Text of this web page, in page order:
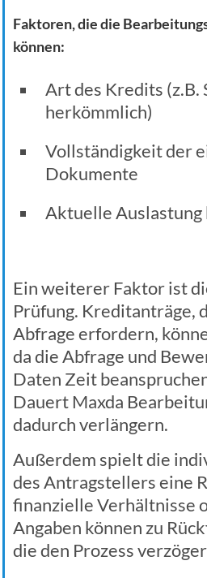
Faktoren, die die
können:
Art des Kredits (z.B.
herkömmlich)
Vollständigkeit der
Dokumente
Aktuelle Auslastung
Ein weiterer Faktor ist
Prüfung. Kreditanträge,
Abfrage erfordern,
da die Abfrage und
Daten Zeit
Dauert Maxda
dadurch verlängern.
Außerdem spielt die
des Antragstellers eine
finanzielle Verhältnisse
Angaben können zu
die den Prozess